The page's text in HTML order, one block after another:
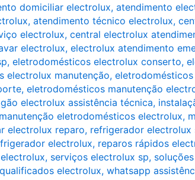
domiciliar electrolux, atendimento
, atendimento técnico electrolux,
electrolux, central electrolux
electrolux, electrolux atendimento
, eletrodomésticos electrolux conserto,
electrolux manutenção,
, eletrodomésticos manutenção
electrolux assistência técnica,
manutenção eletrodomésticos electrolux,
electrolux reparo, refrigerador electrolux
electrolux, reparos rápidos
, serviços electrolux sp, soluções
electrolux, whatsapp